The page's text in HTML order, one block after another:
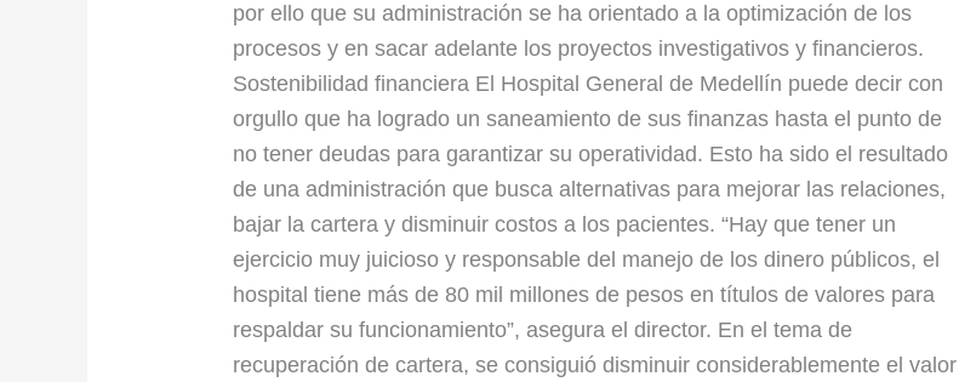
por ello que su administración se ha orientado a la optimización de los
procesos y en sacar adelante los proyectos investigativos y financieros.
Sostenibilidad financiera El Hospital General de Medellín puede decir con
orgullo que ha logrado un saneamiento de sus finanzas hasta el punto de
no tener deudas para garantizar su operatividad. Esto ha sido el resultado
de una administración que busca alternativas para mejorar las relaciones,
bajar la cartera y disminuir costos a los pacientes. “Hay que tener un
ejercicio muy juicioso y responsable del manejo de los dinero públicos, el
hospital tiene más de 80 mil millones de pesos en títulos de valores para
respaldar su funcionamiento”, asegura el director. En el tema de
recuperación de cartera, se consiguió disminuir considerablemente el valor